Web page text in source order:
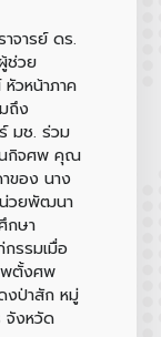
จารย์ ดร.
ช่วย
วหน้าภาค
ถึง
มช. ร่วม
นกิจศพ คุณ
ของ นาง
วยพัฒนา
กษา
รรมเมื่อ
พตั้งศพ
ป่าสัก หมู่
จังหวัด